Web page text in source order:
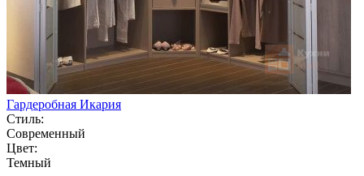
Гардеробная Икария
Стиль:
Современный
Цвет:
Темный